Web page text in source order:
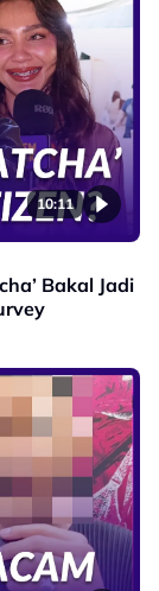
10:11
Bakal Jadi